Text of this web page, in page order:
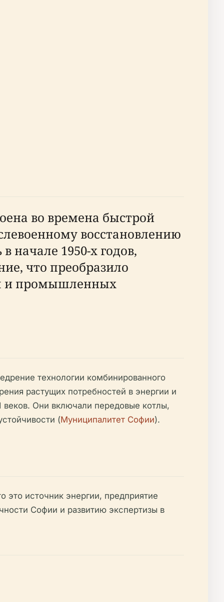
во времена быстрой
восстановлению
начале 1950-х годов,
что преобразило
и промышленных
технологии комбинированного
растущих потребностей в энергии и
веков. Они включали передовые котлы,
(Муниципалитет Софии).
источник энергии, предприятие
Софии и развитию экспертизы в